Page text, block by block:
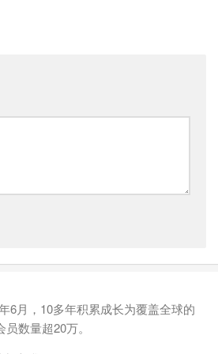
6月，10多年积累成长为覆盖全球的
数量超20万。